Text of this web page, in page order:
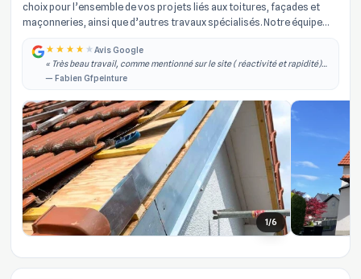
choix pour l’ensemble de vos projets liés aux toitures, façades et
maçonneries, ainsi que d’autres travaux spécialisés. Notre équipe
Avis Google
« Très beau travail, comme mentionné sur le site ( réactivité et rapidité)
effectivement je les ai contacté dans la semaine qui à suivi j'ai obtenu un
— Fabien Gfpeinture
1/6